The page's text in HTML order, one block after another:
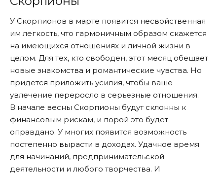
У Скорпионов в марте появится несвойственная
им легкость, что гармоничным образом скажется
на имеющихся отношениях и личной жизни в
целом. Для тех, кто свободен, этот месяц обещает
новые знакомства и романтические чувства. Но
придется приложить усилия, чтобы ваше
увлечение переросло в серьезные отношения.
В начале весны Скорпионы будут склонны к
финансовым рискам, и порой это будет
оправдано. У многих появится возможность
постепенно вырасти в доходах. Удачное время
для начинаний, предпринимательской
деятельности и любого творчества. И